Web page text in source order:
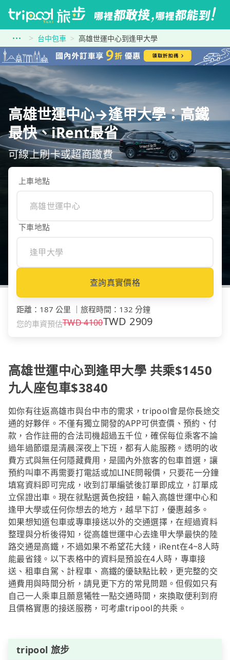
台中包車 高雄世運中心到逢甲大學
高雄世運中心→逢甲大學：高鐵
最快、iRent最省
可線上刷卡或超商繳費
上車地點
下車地點
查詢真實價格
距離 ： 187 公里 旅程時間 ： 132 分鐘
您的車資預估TWD4100TWD 2909
高雄世運中心到逢甲大學 共乘$1450
九人座包車$3840
如你有往返高雄市與台中市的需求，tripool會是你長途交
通的好夥伴。不僅有獨立開發的APP可供查價、預約、付
款，合作註冊的合法司機超過五千位，確保每位乘客不論
過年過節還是清晨深夜上下班，都有人能服務。透明的收
費方式與無任何隱藏費用，是國內外旅客的包車首選，讓
預約叫車不再需要打電話或加LINE問報價，只要花一分鐘
填寫資料即可完成，收到訂單編號後訂單即成立，訂單成
立保證出車。現在就點選黃色按鈕，輸入高雄世運中心和
逢甲大學或任何你想去的地方，越早下訂，優惠越多。
如果想知道包車或專車接送以外的交通選擇，在經過資料
整理與分析後得知，從高雄世運中心去逢甲大學最快的陸
路交通是高鐵，不過如果不希望花大錢，iRent在4~8人時
能最省錢。以下表格中的資料是預設在4人時，專車接
送、租車自駕、計程車、高鐵的優缺點比較，更完整的交
通費用與時間分析，請見更下方的常見問題。但假如只有
自己一人乘車且願意犧牲一點交通時間，來換取便利到府
且價格實惠的接送服務，可考慮tripool的共乘。
tripool 旅步